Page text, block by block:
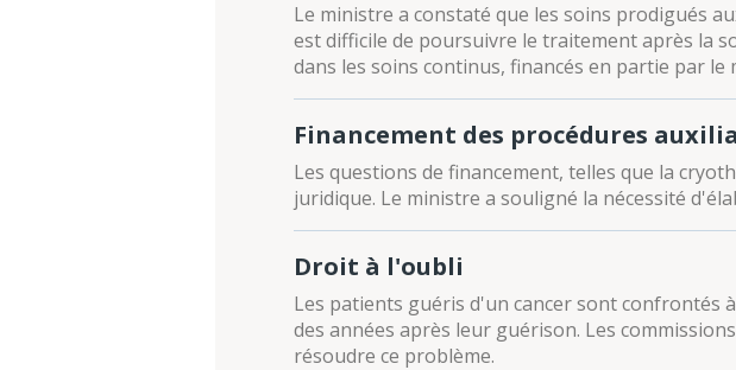
Le ministre a constaté que les soins prodigués
est difficile de poursuivre le traitement après la
dans les soins continus, financés en partie par le
Financement des procédures
Les questions de financement, telles que la
juridique. Le ministre a souligné la nécessité
Droit à l'oubli
Les patients guéris d'un cancer sont confrontés
des années après leur guérison. Les
résoudre ce problème.